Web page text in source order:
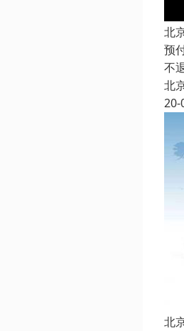
北
预
不
北
20-
北